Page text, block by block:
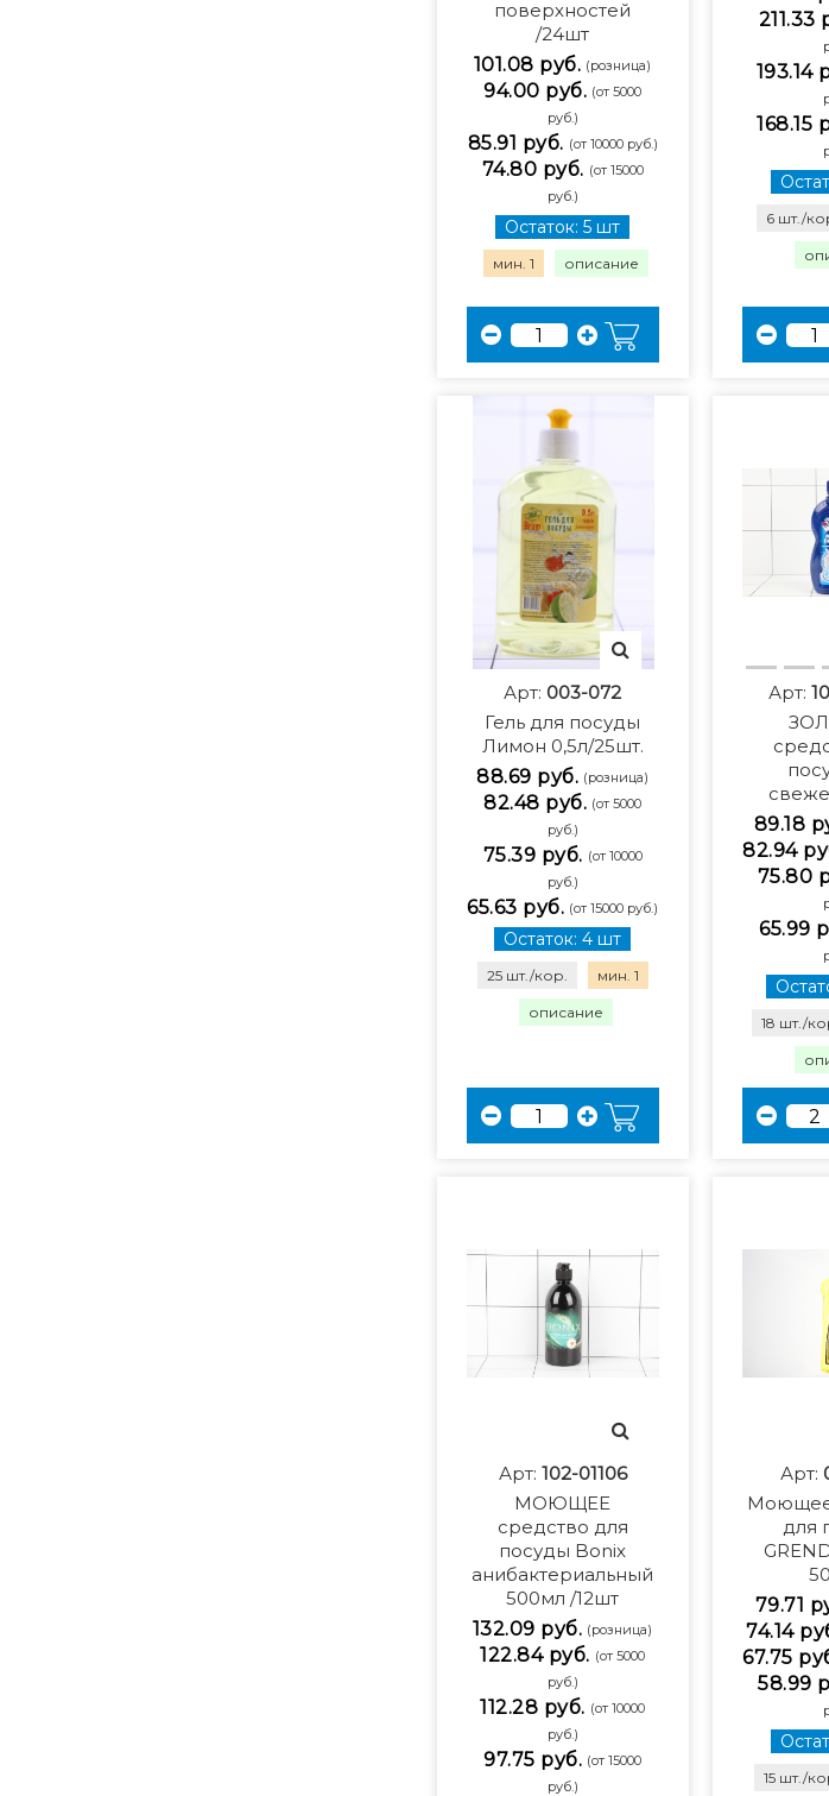
поверхностей
/24шт
101.08 руб. (розница)
94.00 руб. (от 5000
руб.)
85.91 руб. (от 10000 руб.)
74.80 руб. (от 15000
руб.)
Остаток: 5 шт
мин. 1 описание
211.33
193.14
168.15
6 шт./
Арт: 003-072
Гель для посуды
Лимон 0,5л/25шт.
88.69 руб. (розница)
82.48 руб. (от 5000
руб.)
75.39 руб. (от 10000
руб.)
65.63 руб. (от 15000 руб.)
Остаток: 4 шт
25 шт./кор. мин. 1
описание
Арт:
89.18
82.94
75.80
65.99
18 шт./
Арт: 102-01106
МОЮЩЕЕ
средство для
посуды Bonix
анибактериальный
500мл /12шт
132.09 руб. (розница)
122.84 руб. (от 5000
руб.)
112.28 руб. (от 10000
руб.)
97.75 руб. (от 15000
руб.)
Арт:
Моющее
для
79.71
74.14
67.75
58.99
15 шт./